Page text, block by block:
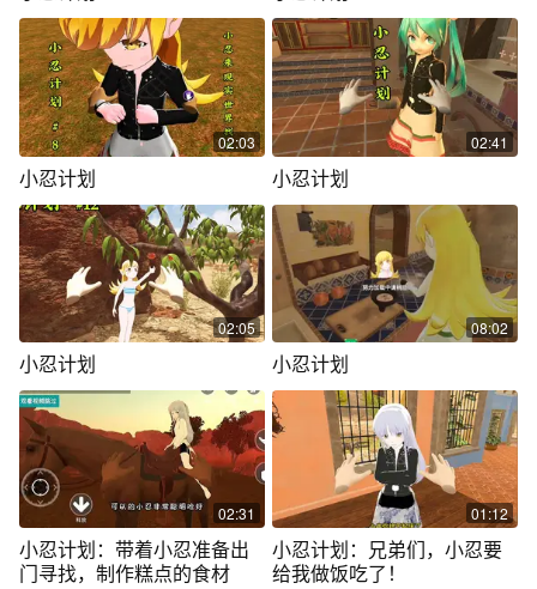
02:03
小忍计划
02:41
小忍计划
02:05
小忍计划
08:02
小忍计划
02:31
小忍计划：带着小忍准备出
门寻找，制作糕点的食材
01:12
小忍计划：兄弟们，小忍要
给我做饭吃了！